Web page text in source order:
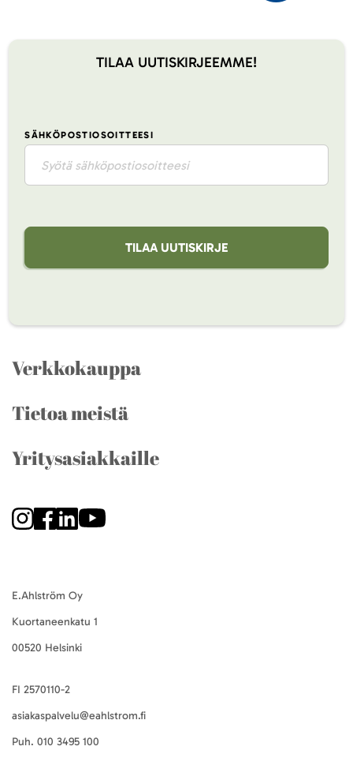
TILAA UUTISKIRJEEMME!
SÄHKÖPOSTIOSOITTEESI
TILAA UUTISKIRJE
Verkkokauppa
Tietoa meistä
Yritysasiakkaille
E.Ahlström Oy
Kuortaneenkatu 1
00520 Helsinki
FI 2570110-2
asiakaspalvelu@eahlstrom.fi
Puh. 010 3495 100